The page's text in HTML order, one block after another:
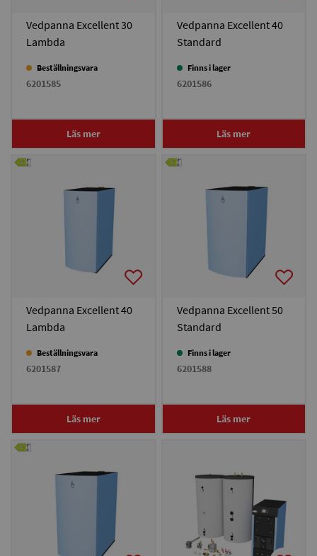
Vedpanna Excellent 30
Lambda
Beställningsvara
6201585
Läs mer
Vedpanna Excellent 40
Standard
Finns i lager
6201586
Läs mer
Vedpanna Excellent 40
Lambda
Beställningsvara
6201587
Läs mer
Vedpanna Excellent 50
Standard
Finns i lager
6201588
Läs mer